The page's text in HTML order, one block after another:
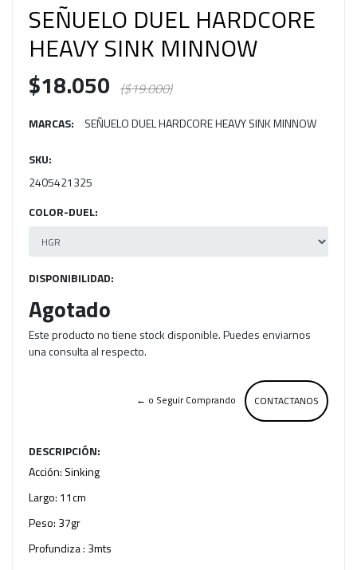
SEÑUELO DUEL HARDCORE
HEAVY SINK MINNOW
$18.050 ($19.000)
MARCAS: SEÑUELO DUEL HARDCORE HEAVY SINK MINNOW
SKU:
2405421325
COLOR-DUEL:
DISPONIBILIDAD:
Agotado
Este producto no tiene stock disponible. Puedes enviarnos
una consulta al respecto.
CONTACTANOS
← o Seguir Comprando
DESCRIPCIÓN:
Acción: Sinking
Largo: 11cm
Peso: 37gr
Profundiza : 3mts